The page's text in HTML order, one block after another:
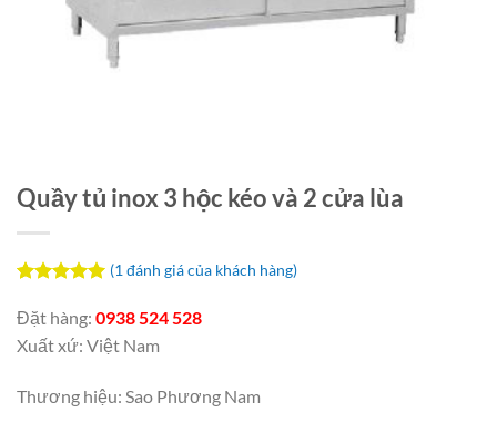
Quầy tủ inox 3 hộc kéo và 2 cửa lùa
dựa trên
đánh giá
(1 đánh giá của khách hàng)
Đặt hàng: 0938 524 528
Xuất xứ: Việt Nam
Thương hiệu: Sao Phương Nam